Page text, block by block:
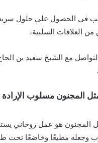
في الحصول على حلول
من العلاقات السلبية،
مع الشيخ سعيد بن
المجنون مسلوب
المجنون هو عمل روحاني
وجعله مطيعًا وخاضعًا تحت